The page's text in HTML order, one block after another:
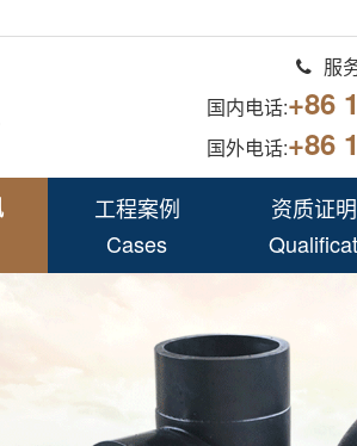
服
国内电话:+86
国外电话:+86
工程案例
Cases
资质证明